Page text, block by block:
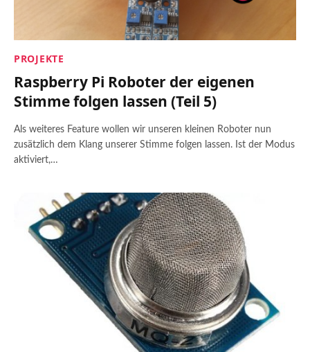
PROJEKTE
Raspberry Pi Roboter der eigenen
Stimme folgen lassen (Teil 5)
Als weiteres Feature wollen wir unseren kleinen Roboter nun
zusätzlich dem Klang unserer Stimme folgen lassen. Ist der Modus
aktiviert,…